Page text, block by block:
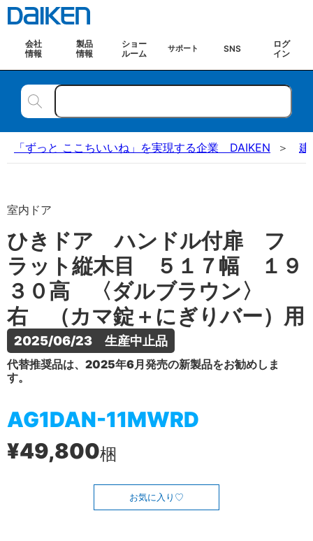
会社
情報
製品
情報
ショー
ルーム
サポート SNS
ログ
イン
「ずっと ここちいいね」を実現する企業 DAIKEN 建
室内ドア
ひきドア ハンドル付扉 フ
ラット縦木目 ５１７幅 １９
３０高 〈ダルブラウン〉
右 （カマ錠＋にぎりバー）用
2025/06/23　生産中止品
代替推奨品は、2025年6月発売の新製品をお勧めしま
す。
AG1DAN-11MWRD
¥49,800梱
お気に入り